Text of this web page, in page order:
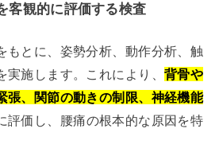
客観的に評価する検査
もとに、姿勢分析、動作分析、触
施します。これにより、 背骨や
張、関節の動きの制限、神経機能
評価し、腰痛の根本的な原因を特